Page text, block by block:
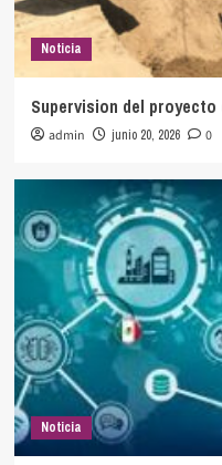
Noticia
Supervision del
admin junio 20, 2026 0
Noticia